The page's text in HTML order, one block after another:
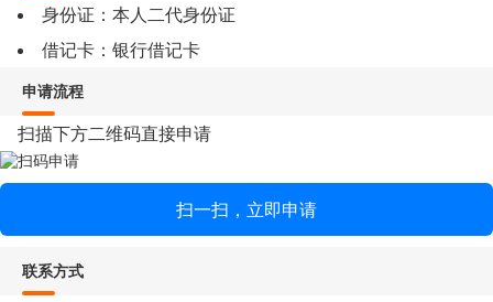
身份证：本人二代身份证
借记卡：银行借记卡
申请流程
扫描下方二维码直接申请
扫一扫，立即申请
联系方式